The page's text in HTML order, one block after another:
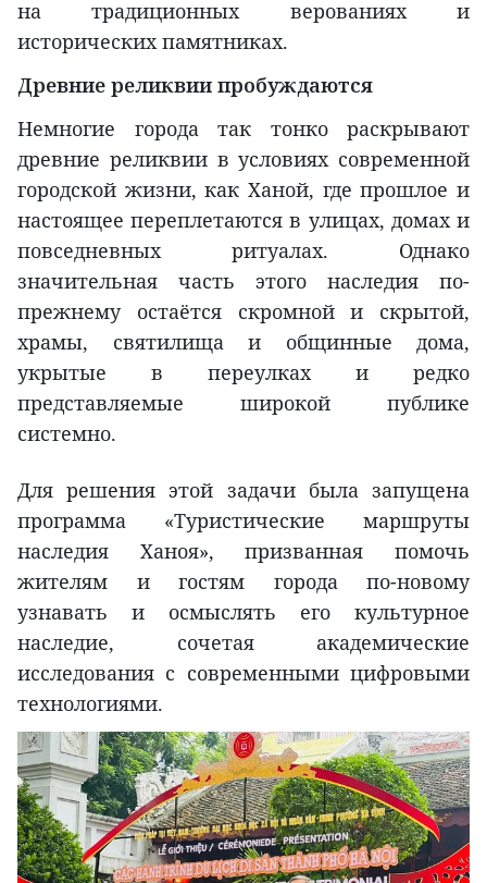
на традиционных верованиях и
исторических памятниках.
Древние реликвии пробуждаются
Немногие города так тонко раскрывают
древние реликвии в условиях современной
городской жизни, как Ханой, где прошлое и
настоящее переплетаются в улицах, домах и
повседневных ритуалах. Однако
значительная часть этого наследия по-
прежнему остаётся скромной и скрытой,
храмы, святилища и общинные дома,
укрытые в переулках и редко
представляемые широкой публике
системно.
Для решения этой задачи была запущена
программа «Туристические маршруты
наследия Ханоя», призванная помочь
жителям и гостям города по-новому
узнавать и осмыслять его культурное
наследие, сочетая академические
исследования с современными цифровыми
технологиями.